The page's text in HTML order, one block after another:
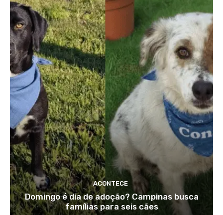
ACONTECE
Domingo é dia de adoção? Campinas busca
famílias para seis cães